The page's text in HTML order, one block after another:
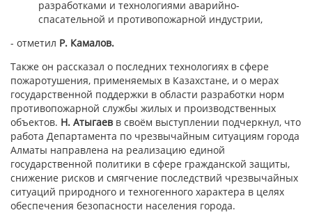
разработками и технологиями аварийно-
спасательной и противопожарной индустрии,
- отметил Р. Камалов.
Также он рассказал о последних технологиях в сфере
пожаротушения, применяемых в Казахстане, и о мерах
государственной поддержки в области разработки норм
противопожарной службы жилых и производственных
объектов. Н. Атыгаев в своём выступлении подчеркнул, что
работа Департамента по чрезвычайным ситуациям города
Алматы направлена на реализацию единой
государственной политики в сфере гражданской защиты,
снижение рисков и смягчение последствий чрезвычайных
ситуаций природного и техногенного характера в целях
обеспечения безопасности населения города.